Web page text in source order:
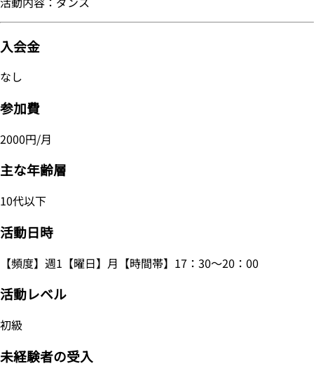
入会金
なし
参加費
2000円/月
主な年齢層
10代以下
活動日時
【頻度】週1【曜日】月【時間帯】17：30～20：00
活動レベル
初級
未経験者の受入